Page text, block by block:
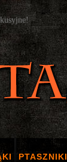
PTASZNIKI